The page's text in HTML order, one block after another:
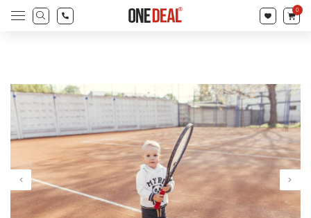
search
Products
search
0